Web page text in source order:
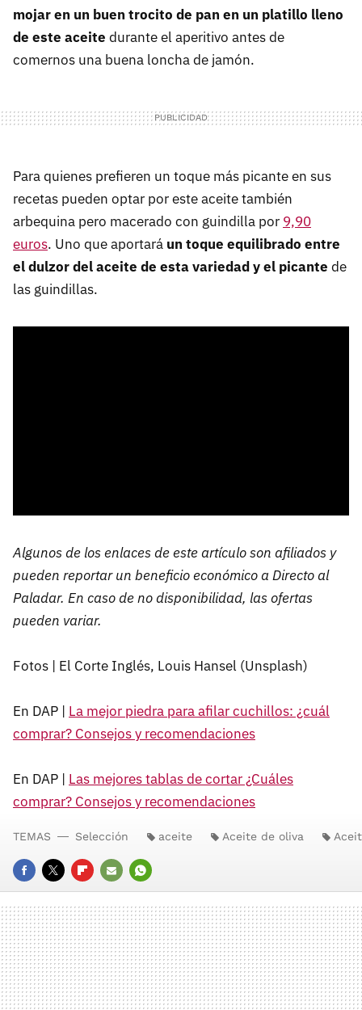
mojar en un buen trocito de pan en un platillo lleno
de este aceite durante el aperitivo antes de
comernos una buena loncha de jamón.
Para quienes prefieren un toque más picante en sus
recetas pueden optar por este aceite también
arbequina pero macerado con guindilla por 9,90
euros. Uno que aportará un toque equilibrado entre
el dulzor del aceite de esta variedad y el picante de
las guindillas.
Algunos de los enlaces de este artículo son afiliados y
pueden reportar un beneficio económico a Directo al
Paladar. En caso de no disponibilidad, las ofertas
pueden variar.
Fotos | El Corte Inglés, Louis Hansel (Unsplash)
En DAP | La mejor piedra para afilar cuchillos: ¿cuál
comprar? Consejos y recomendaciones
En DAP | Las mejores tablas de cortar ¿Cuáles
comprar? Consejos y recomendaciones
FACEBOOK
TWITTERFLIPBOARD
E-
MAIL
WHATSAPP
TEMAS Selección aceite Aceite de oliva